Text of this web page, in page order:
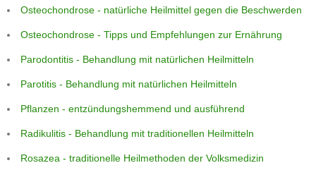
Osteochondrose - natürliche Heilmittel gegen die Beschwerden
Osteochondrose - Tipps und Empfehlungen zur Ernährung
Parodontitis - Behandlung mit natürlichen Heilmitteln
Parotitis - Behandlung mit natürlichen Heilmitteln
Pflanzen - entzündungshemmend und ausführend
Radikulitis - Behandlung mit traditionellen Heilmitteln
Rosazea - traditionelle Heilmethoden der Volksmedizin